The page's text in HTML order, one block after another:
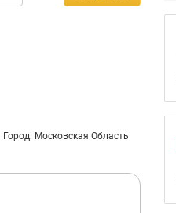
Город: Московская Область